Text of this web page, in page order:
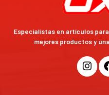
Especialistas en artículos
mejores productos y